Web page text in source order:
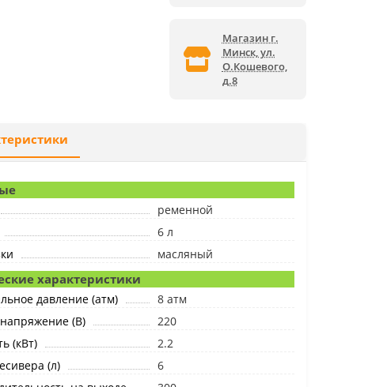
Магазин г.
Минск, ул.
О.Кошевого,
д.8
ременной
6 л
масляный
характеристики
давление (атм)
8 атм
(В)
220
(кВт)
2.2
(л)
6